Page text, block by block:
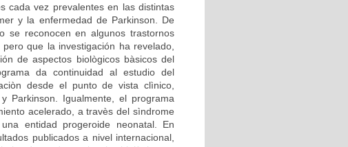
cada vez prevalentes en las distintas
y la enfermedad de Parkinson. De
se reconocen en algunos trastornos
que la investigación ha revelado,
de aspectos biològicos bàsicos del
da continuidad al estudio del
desde el punto de vista clìnico,
Parkinson. Igualmente, el programa
acelerado, a travès del sìndrome
entidad progeroide neonatal. En
publicados a nivel internacional,